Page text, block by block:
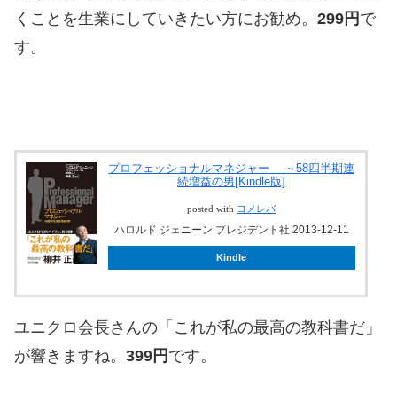
くことを生業にしていきたい方にお勧め。 299円 で
す。
プロフェッショナルマネジャー ～58四半期連
続増益の男[Kindle版]
posted with ヨメレバ
ハロルド ジェニーン プレジデント社 2013-12-11
Kindle
ユニクロ会長さんの「これが私の最高の教科書だ」
が響きますね。 399円 です。